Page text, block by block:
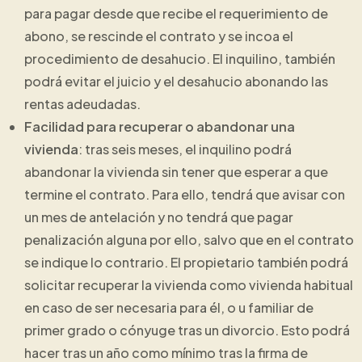
para pagar desde que recibe el requerimiento de
abono, se rescinde el contrato y se incoa el
procedimiento de desahucio. El inquilino, también
podrá evitar el juicio y el desahucio abonando las
rentas adeudadas.
Facilidad para recuperar o abandonar una
vivienda: tras seis meses, el inquilino podrá
abandonar la vivienda sin tener que esperar a que
termine el contrato. Para ello, tendrá que avisar con
un mes de antelación y no tendrá que pagar
penalización alguna por ello, salvo que en el contrato
se indique lo contrario. El propietario también podrá
solicitar recuperar la vivienda como vivienda habitual
en caso de ser necesaria para él, o u familiar de
primer grado o cónyuge tras un divorcio. Esto podrá
hacer tras un año como mínimo tras la firma de